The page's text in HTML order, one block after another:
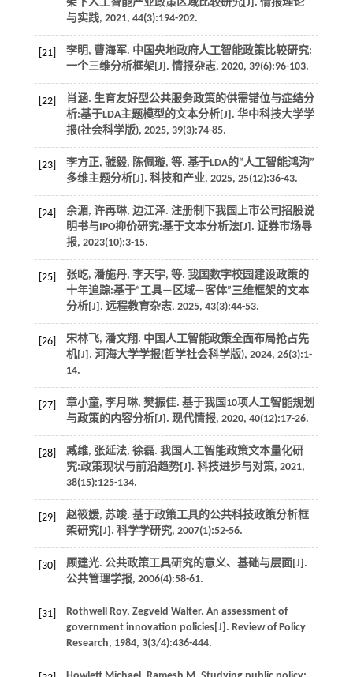
架下人工智能产业政策区域比较研究[J]. 情报理论
与实践, 2021, 44(3):194-202.
[21]
李明, 曹海军. 中国央地政府人工智能政策比较研究:
一个三维分析框架[J]. 情报杂志, 2020, 39(6):96-103.
[22]
肖涵. 生育友好型公共服务政策的供需错位与症结分
析:基于LDA主题模型的文本分析[J]. 华中科技大学学
报(社会科学版), 2025, 39(3):74-85.
[23] 李方正, 虢毅, 陈佩璇, 等. 基于LDA的“人工智能鸿沟”
多维主题分析[J]. 科技和产业, 2025, 25(12):36-43.
[24]
余湄, 许再琳, 边江泽. 注册制下我国上市公司招股说
明书与IPO抑价研究:基于文本分析法[J]. 证券市场导
报, 2023(10):3-15.
[25] 张屹, 潘施丹, 李天宇, 等. 我国数字校园建设政策的
十年追踪:基于“工具—区域—客体”三维框架的文本
分析[J]. 远程教育杂志, 2025, 43(3):44-53.
[26]
宋林飞, 潘文翔. 中国人工智能政策全面布局抢占先
机[J]. 河海大学学报(哲学社会科学版), 2024, 26(3):1-
14.
[27]
章小童, 李月琳, 樊振佳. 基于我国10项人工智能规划
与政策的内容分析[J]. 现代情报, 2020, 40(12):17-26.
[28]
臧维, 张延法, 徐磊. 我国人工智能政策文本量化研
究:政策现状与前沿趋势[J]. 科技进步与对策, 2021,
38(15):125-134.
[29]
赵筱媛, 苏竣. 基于政策工具的公共科技政策分析框
架研究[J]. 科学学研究, 2007(1):52-56.
[30]
顾建光. 公共政策工具研究的意义、基础与层面[J].
公共管理学报, 2006(4):58-61.
[31] Rothwell Roy, Zegveld Walter. An assessment of
government innovation policies[J]. Review of Policy
Research, 1984, 3(3/4):436-444.